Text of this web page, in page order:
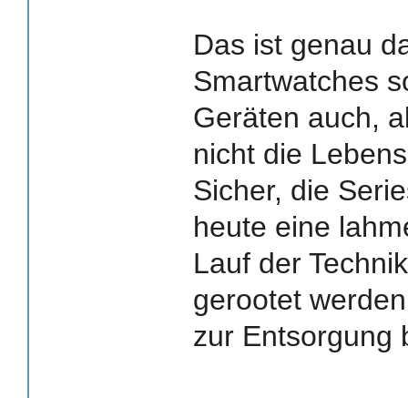
Das ist genau
Smartwatches
Geräten auch,
nicht die
Sicher, die
heute eine
Lauf der
gerootet
zur Entsorgung